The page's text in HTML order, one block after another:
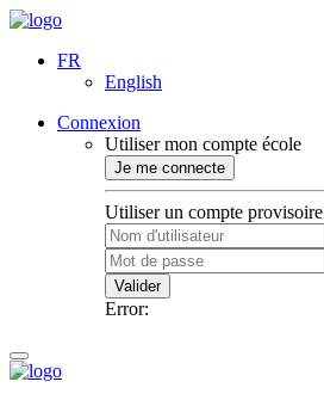
FR
English
Connexion
Utiliser mon compte école
Je me connecte
Utiliser un compte provisoire
Valider
Error: